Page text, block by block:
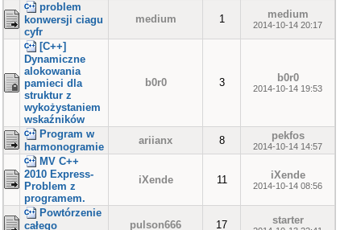
problem
konwersji ciagu
cyfr
medium 1 medium
2014-10-14 20:17
[C++]
Dynamiczne
alokowania
pamieci dla
struktur z
wykożystaniem
wskaźników
b0r0 3 b0r0
2014-10-14 19:53
Program w
harmonogramie
ariianx 8 pekfos
2014-10-14 14:57
MV C++
2010 Express-
Problem z
programem.
iXende 11 iXende
2014-10-14 08:56
Powtórzenie
całego
pulson666 17 starter